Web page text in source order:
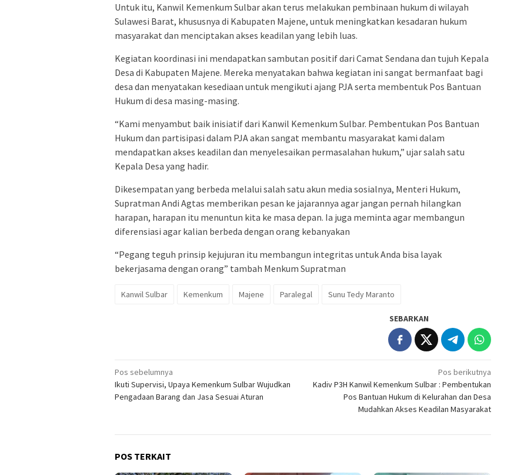
Untuk itu, Kanwil Kemenkum Sulbar akan terus melakukan pembinaan hukum di wilayah
Sulawesi Barat, khususnya di Kabupaten Majene, untuk meningkatkan kesadaran hukum
masyarakat dan menciptakan akses keadilan yang lebih luas.
Kegiatan koordinasi ini mendapatkan sambutan positif dari Camat Sendana dan tujuh Kepala
Desa di Kabupaten Majene. Mereka menyatakan bahwa kegiatan ini sangat bermanfaat bagi
desa dan menyatakan kesediaan untuk mengikuti ajang PJA serta membentuk Pos Bantuan
Hukum di desa masing-masing.
“Kami menyambut baik inisiatif dari Kanwil Kemenkum Sulbar. Pembentukan Pos Bantuan
Hukum dan partisipasi dalam PJA akan sangat membantu masyarakat kami dalam
mendapatkan akses keadilan dan menyelesaikan permasalahan hukum,” ujar salah satu
Kepala Desa yang hadir.
Dikesempatan yang berbeda melalui salah satu akun media sosialnya, Menteri Hukum,
Supratman Andi Agtas memberikan pesan ke jajarannya agar jangan pernah hilangkan
harapan, harapan itu menuntun kita ke masa depan. Ia juga meminta agar membangun
diferensiasi agar kalian berbeda dengan orang kebanyakan
“Pegang teguh prinsip kejujuran itu membangun integritas untuk Anda bisa layak
bekerjasama dengan orang” tambah Menkum Supratman
Kanwil Sulbar Kemenkum Majene Paralegal Sunu Tedy Maranto
SEBARKAN
Navigasi
pos
Pos sebelumnya
Ikuti Supervisi, Upaya Kemenkum Sulbar Wujudkan
Pengadaan Barang dan Jasa Sesuai Aturan
Pos berikutnya
Kadiv P3H Kanwil Kemenkum Sulbar : Pembentukan
Pos Bantuan Hukum di Kelurahan dan Desa
Mudahkan Akses Keadilan Masyarakat
POS TERKAIT